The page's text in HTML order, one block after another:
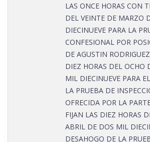
LAS ONCE HORAS CON
DEL VEINTE DE MARZO
DIECINUEVE PARA LA
CONFESIONAL POR
DE AGUSTIN
DIEZ HORAS DEL OCHO
MIL DIECINUEVE PARA
LA PRUEBA DE
OFRECIDA POR LA
FIJAN LAS DIEZ HORAS
ABRIL DE DOS MIL
DESAHOGO DE LA